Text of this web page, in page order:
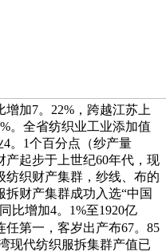
加7。22%，跨越江苏上
。全省纺织业工业添加值
。1个百分点（纱产量
产起步于上世纪60年代，现
纺织财产集群，纱线、布的
财产集群成功入选“中国
比增加4。1%至1920亿
第一，客岁出产布67。85
现代纺织服拆集群产值已